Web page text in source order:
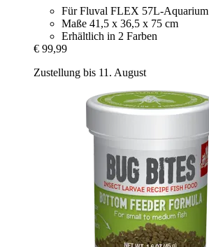
Für Fluval FLEX 57L-Aquarium
Maße 41,5 x 36,5 x 75 cm
Erhältlich in 2 Farben
€ 99,99
Zustellung bis 11. August